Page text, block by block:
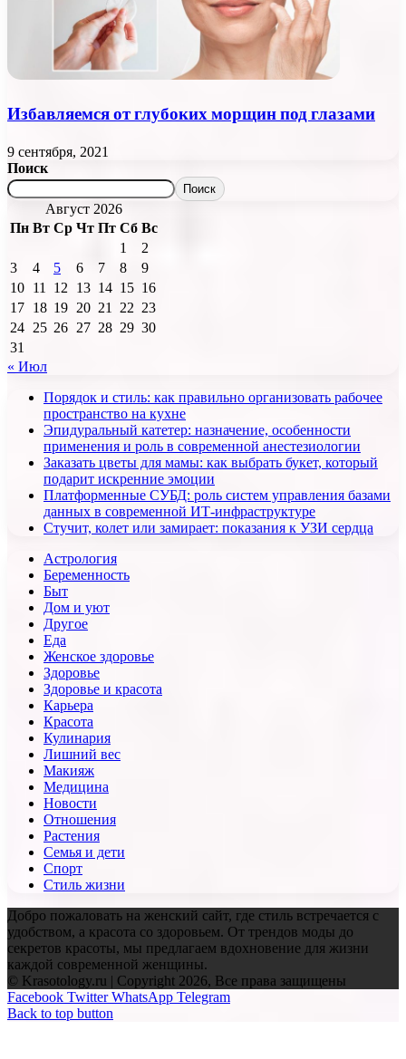
Избавляемся от глубоких морщин под глазами
9 сентября, 2021
Поиск
Поиск
Август 2026
Пн Вт Ср Чт Пт Сб Вс
1
2
3
4 5 6 7 8
9
10 11 12 13 14 15 16
17 18 19 20 21 22 23
24 25 26 27 28 29 30
31
« Июл
Порядок и стиль: как правильно организовать рабочее
пространство на кухне
Эпидуральный катетер: назначение, особенности
применения и роль в современной анестезиологии
Заказать цветы для мамы: как выбрать букет, который
подарит искренние эмоции
Платформенные СУБД: роль систем управления базами
данных в современной ИТ-инфраструктуре
Стучит, колет или замирает: показания к УЗИ сердца
Астрология
Беременность
Быт
Дом и уют
Другое
Еда
Женское здоровье
Здоровье
Здоровье и красота
Карьера
Красота
Кулинария
Лишний вес
Макияж
Медицина
Новости
Отношения
Растения
Семья и дети
Спорт
Стиль жизни
Добро пожаловать на женский сайт, где стиль встречается с
удобством, а красота со здоровьем. От трендов моды до
секретов красоты, мы предлагаем вдохновение для жизни
каждой современной женщины.
© Krasotology.ru | Copyright 2026, Все права защищены
Facebook Twitter WhatsApp Telegram
Back to top button